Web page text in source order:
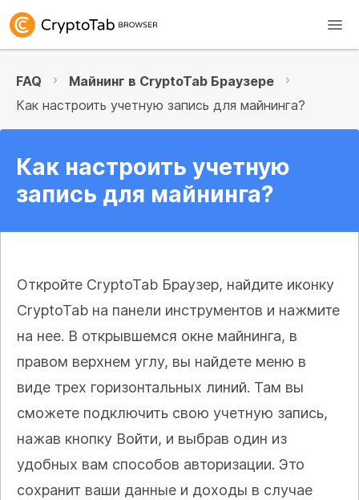
FAQ
Майнинг в CryptoTab Браузере
Как настроить учетную запись для майнинга?
Как настроить учетную
запись для майнинга?
Откройте CryptoTab Браузер, найдите иконку
CryptoTab на панели инструментов и нажмите
на нее. В открывшемся окне майнинга, в
правом верхнем углу, вы найдете меню в
виде трех горизонтальных линий. Там вы
сможете подключить свою учетную запись,
нажав кнопку Войти, и выбрав один из
удобных вам способов авторизации. Это
сохранит ваши данные и доходы в случае